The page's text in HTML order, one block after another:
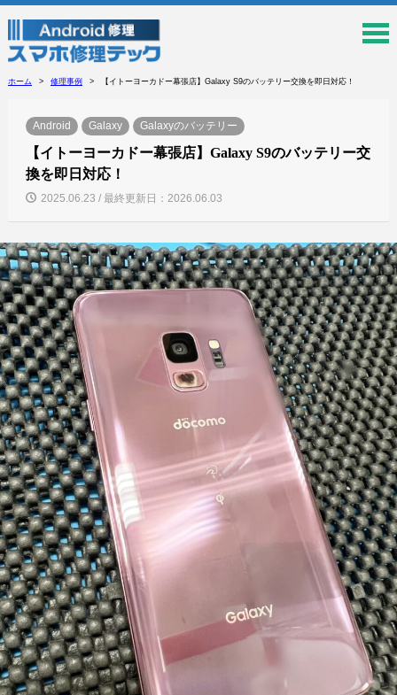
ホーム 修理事例 【イトーヨーカドー幕張店】Galaxy S9のバッテリー交換を即日対応！
Android Galaxy Galaxyのバッテリー
【イトーヨーカドー幕張店】Galaxy S9のバッテリー交
換を即日対応！
2025.06.23 / 最終更新日：2026.06.03